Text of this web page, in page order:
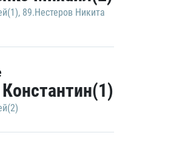
, 89.Нестеров Никита